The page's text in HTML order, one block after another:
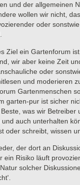
und der allgemeinen
wollen wir nicht,
oder
Ziel ein Gartenforum
wir aber keine Zeit
oder
und moderieren
Gartenmenschen
garten-pur ist sicher
was wir Betreiber
auch unterhalten
oder schreibt, wissen
der dort an
ein Risiko läuft
solcher